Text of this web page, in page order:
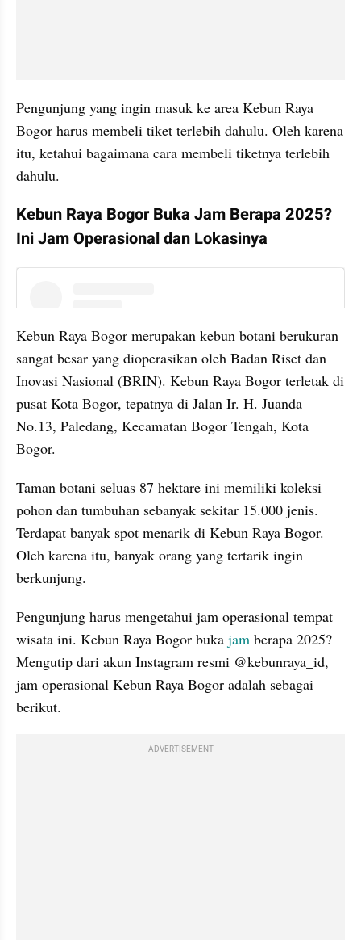
Pengunjung yang ingin masuk ke area Kebun Raya
Bogor harus membeli tiket terlebih dahulu. Oleh karena
itu, ketahui bagaimana cara membeli tiketnya terlebih
dahulu.
Kebun Raya Bogor Buka Jam Berapa 2025?
Ini Jam Operasional dan Lokasinya
Kebun Raya Bogor merupakan kebun botani berukuran
sangat besar yang dioperasikan oleh Badan Riset dan
Inovasi Nasional (BRIN). Kebun Raya Bogor terletak di
pusat Kota Bogor, tepatnya di Jalan Ir. H. Juanda
No.13, Paledang, Kecamatan Bogor Tengah, Kota
Bogor.
Taman botani seluas 87 hektare ini memiliki koleksi
pohon dan tumbuhan sebanyak sekitar 15.000 jenis.
Terdapat banyak spot menarik di Kebun Raya Bogor.
Oleh karena itu, banyak orang yang tertarik ingin
berkunjung.
Pengunjung harus mengetahui jam operasional tempat
wisata ini. Kebun Raya Bogor buka jam berapa 2025?
Mengutip dari akun Instagram resmi @kebunraya_id,
jam operasional Kebun Raya Bogor adalah sebagai
berikut.
ADVERTISEMENT